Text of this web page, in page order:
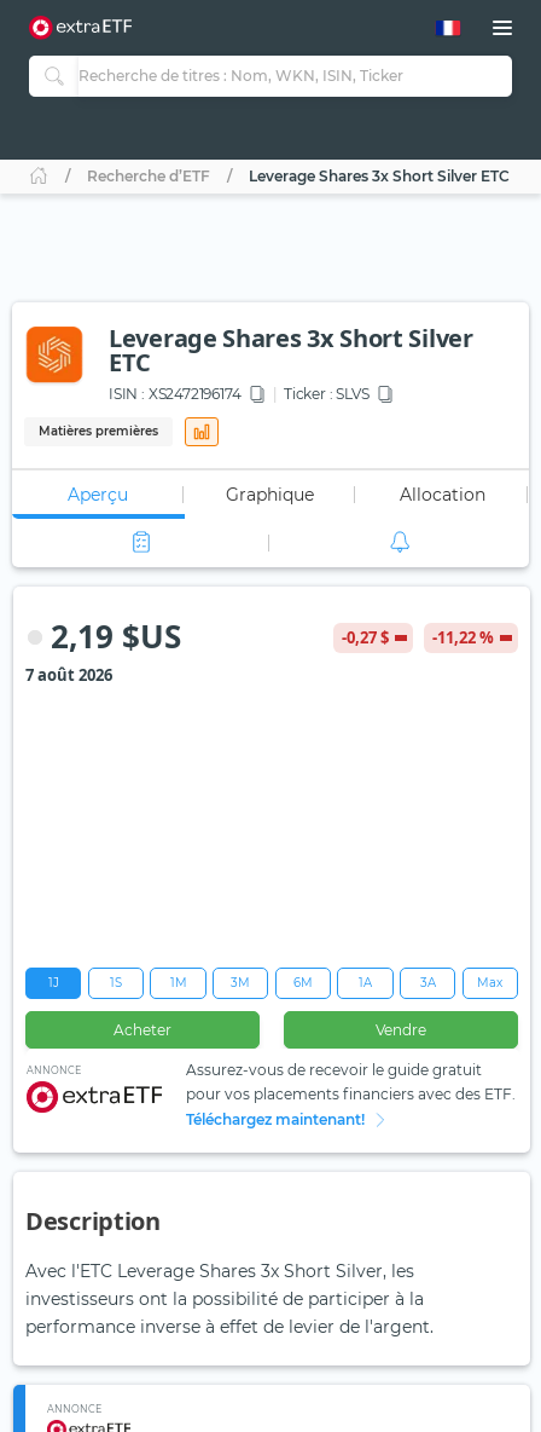
Recherche d’ETF Leverage Shares 3x Short Silver ETC
Leverage Shares 3x Short Silver
ETC
ISIN : XS2472196174 Ticker : SLVS
Matières premières
Aperçu Graphique Allocation
2,19 $US -0,27 $
-11,22 %
7 août 2026
1J 1S 1M 3M 6M 1A 3A Max
Acheter Vendre
ANNONCE
Assurez-vous de recevoir le guide gratuit
pour vos placements financiers avec des ETF.
Téléchargez maintenant!
Description
Avec l'ETC Leverage Shares 3x Short Silver, les
investisseurs ont la possibilité de participer à la
performance inverse à effet de levier de l'argent.
ANNONCE